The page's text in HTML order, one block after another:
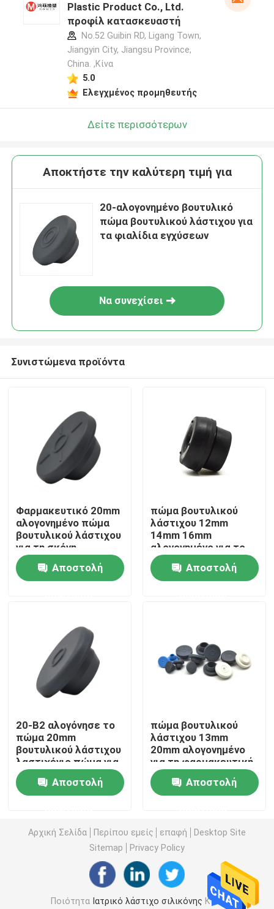
Αρχική Σελίδα
Σχετικά με εμάς
Γύρος εργοστασίων
επαφή
Ζητήστε ένα απόσπασμα
Ιατρικό λάστιχο σιλικόνης
Ιατρικό λαστιχένιο πώμα
Λαστιχένιος δύτης συρίγγων
Plastic Product Co., Ltd.
προφίλ κατασκευαστή
No.52 Guibin RD, Ligang Town,
Jiangyin City, Jiangsu Province,
China. ,Κίνα
5.0
Ελεγχμένος προμηθευτής
Δείτε περισσότερων
Αποκτήστε την καλύτερη τιμή για
20-αλογονημένο βουτυλικό
πώμα βουτυλικού λάστιχου για
τα φιαλίδια εγχύσεων
Να συνεχίσει
Συνιστώμενα προϊόντα
Φαρμακευτικό 20mm
αλογονημένο πώμα
βουτυλικού λάστιχου
για τη σκόνη
εγχύσεων
Αποστολή
πώμα βουτυλικού
λάστιχου 12mm
14mm 16mm
αλογονημένο για το
σωλήνα συλλογής
αίματοςΑποστολή
20-B2 αλογόνησε το
πώμα 20mm
βουτυλικού λάστιχου
λαστιχένιο πώμα για
την έγχυση
Αποστολή
πώμα βουτυλικού
λάστιχου 13mm
20mm αλογονημένο
για τη φαρμακευτική
συσκευασία
Αποστολή
Αρχική Σελίδα Περίπου εμείς επαφή
Desktop Site
Sitemap
Privacy Policy
Ποιότητα Ιατρικό λάστιχο σιλικόνης Κίνα